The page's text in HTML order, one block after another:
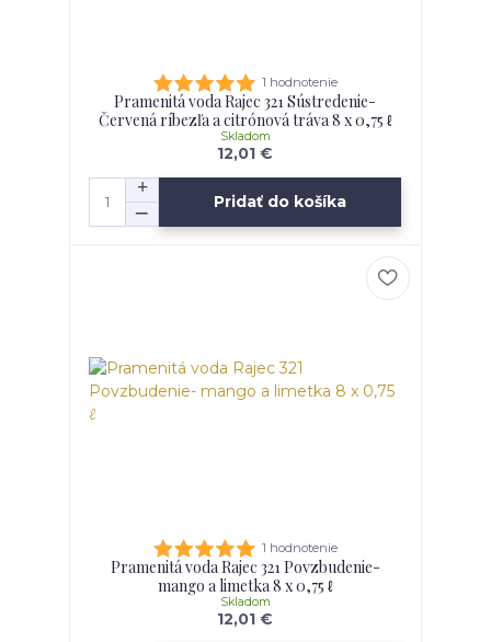
1 hodnotenie
Pramenitá voda Rajec 321 Sústredenie-
Červená ríbezľa a citrónová tráva 8 x 0,75 ℓ
12,01 €
Skladom
Pridať do košíka
1 hodnotenie
Pramenitá voda Rajec 321 Povzbudenie-
mango a limetka 8 x 0,75 ℓ
12,01 €
Skladom